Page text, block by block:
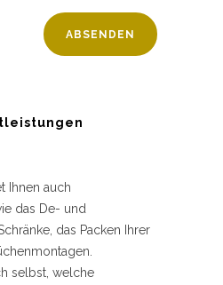
Ihnen auch
das De- und
das Packen Ihrer
selbst, welche